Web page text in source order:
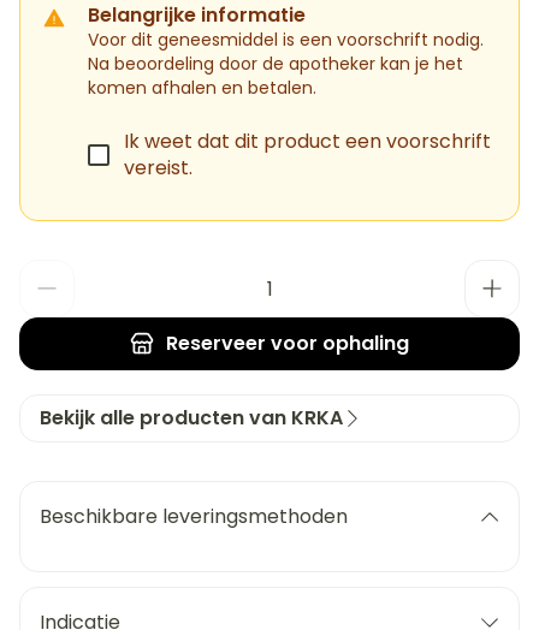
Belangrijke informatie
Voor dit geneesmiddel is een voorschrift nodig.
Na beoordeling door de apotheker kan je het
komen afhalen en betalen.
Ik weet dat dit product een voorschrift
vereist.
Reserveer voor ophaling
Bekijk alle producten van KRKA
Beschikbare leveringsmethoden
Indicatie